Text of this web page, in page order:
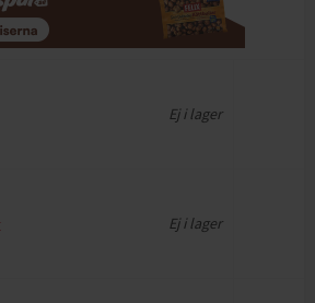
Ej i lager
Ej i lager